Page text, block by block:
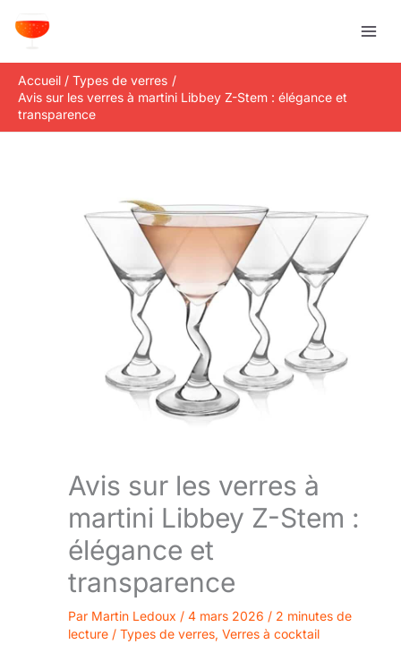
Accueil
Types de verres
Avis sur les verres à martini Libbey Z-Stem : élégance et
transparence
Avis sur les verres à
martini Libbey Z-Stem :
élégance et
transparence
Par Martin Ledoux / 4 mars 2026 / 2 minutes de
lecture / Types de verres, Verres à cocktail
e
c
h
e
r